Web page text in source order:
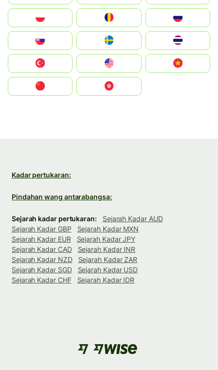
United States
中國香港特別行政區
Kadar pertukaran:
Pindahan wang antarabangsa:
Sejarah kadar pertukaran:
Sejarah Kadar AUD
Sejarah Kadar GBP
Sejarah Kadar MXN
Sejarah Kadar EUR
Sejarah Kadar JPY
Sejarah Kadar CAD
Sejarah Kadar INR
Sejarah Kadar NZD
Sejarah Kadar ZAR
Sejarah Kadar SGD
Sejarah Kadar USD
Sejarah Kadar CHF
Sejarah Kadar IDR